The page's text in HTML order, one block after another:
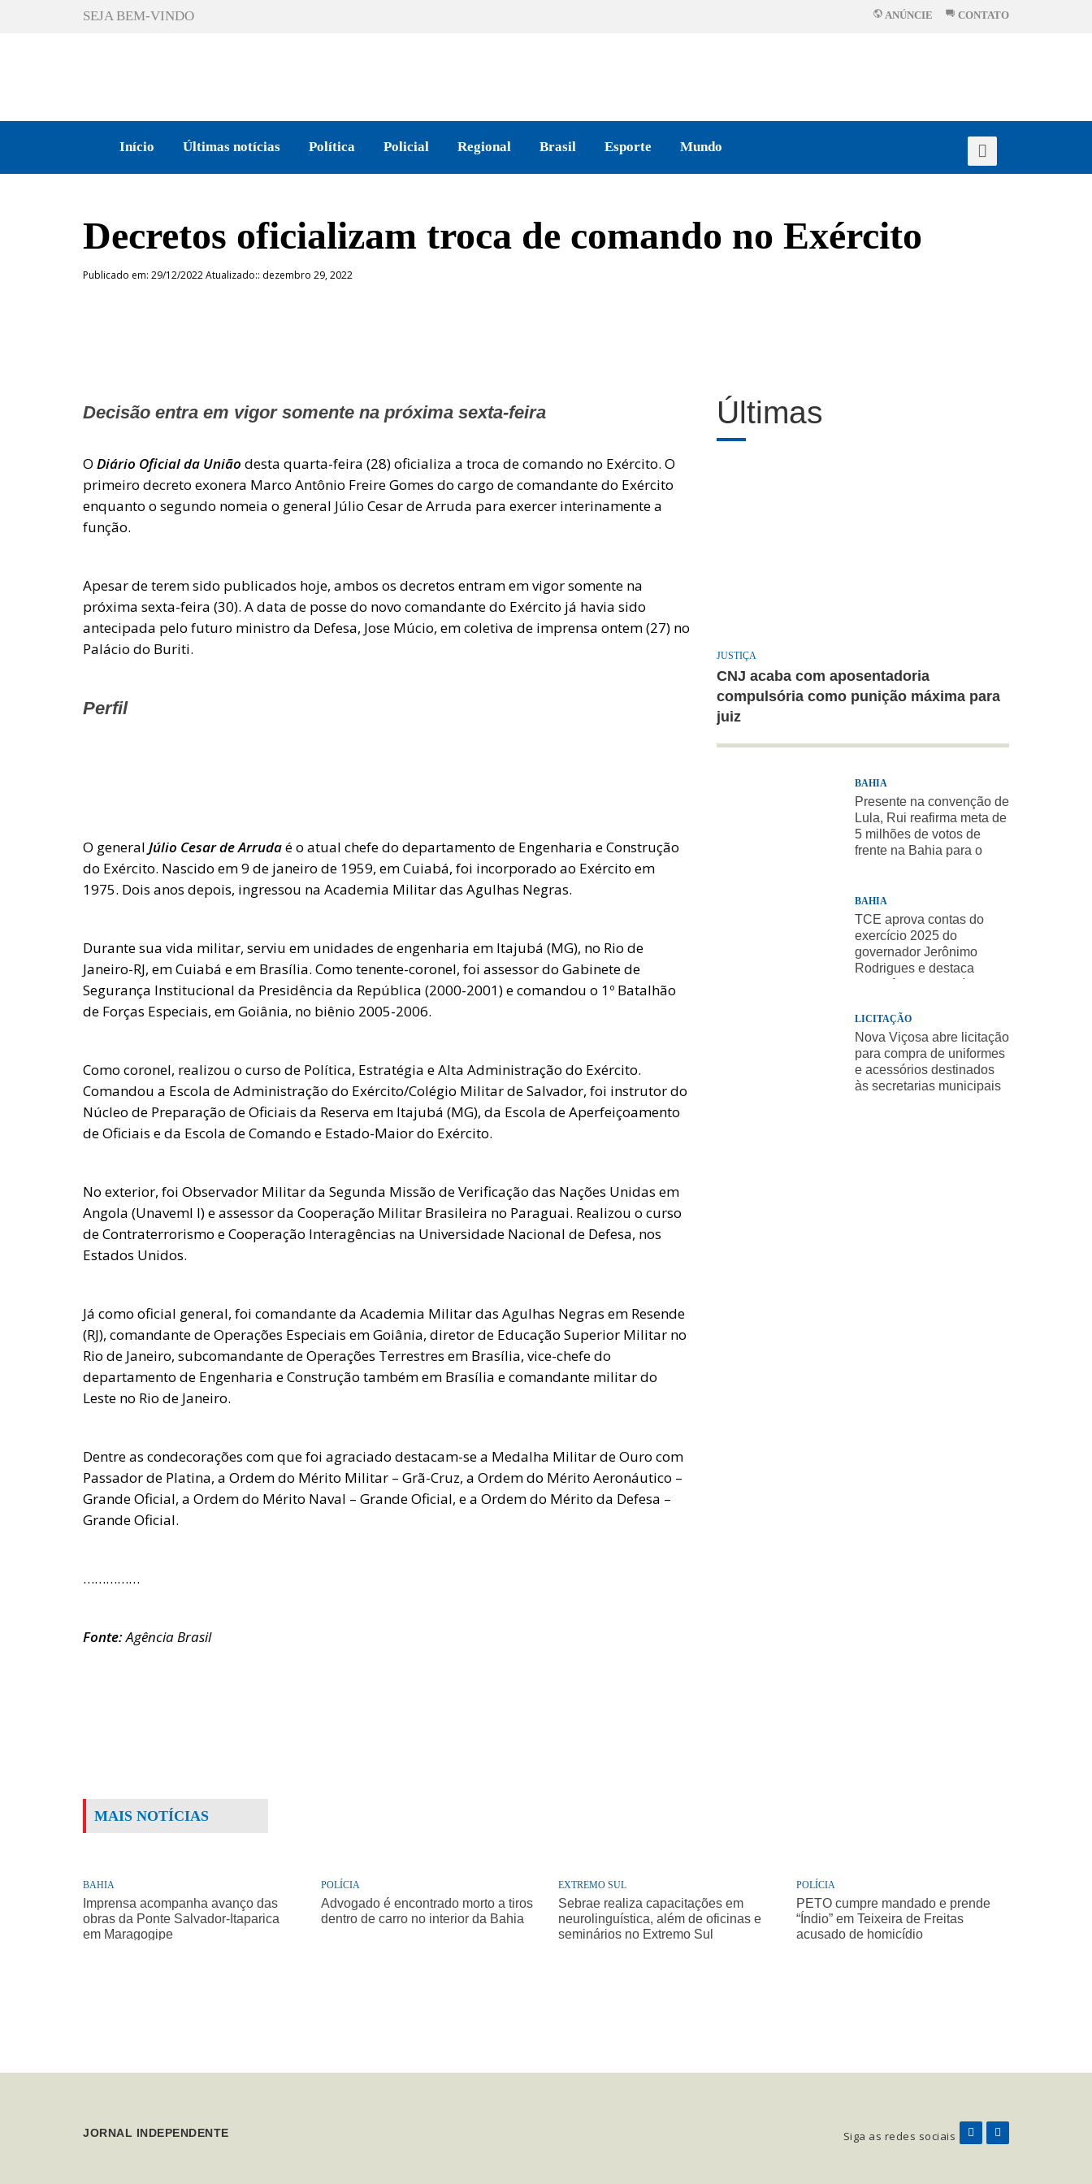
SEJA BEM-VINDO ANÚNCIE CONTATO
Início Últimas notícias Política Policial Regional Brasil Esporte Mundo
Decretos oficializam troca de comando no Exército
Publicado em: 29/12/2022 Atualizado:: dezembro 29, 2022
Decisão entra em vigor somente na próxima sexta-feira
O Diário Oficial da União desta quarta-feira (28) oficializa a troca de comando no Exército. O
primeiro decreto exonera Marco Antônio Freire Gomes do cargo de comandante do Exército
enquanto o segundo nomeia o general Júlio Cesar de Arruda para exercer interinamente a
função.
Apesar de terem sido publicados hoje, ambos os decretos entram em vigor somente na
próxima sexta-feira (30). A data de posse do novo comandante do Exército já havia sido
antecipada pelo futuro ministro da Defesa, Jose Múcio, em coletiva de imprensa ontem (27) no
Palácio do Buriti.
Perfil
O general Júlio Cesar de Arrudaé o atual chefe do departamento de Engenharia e Construção
do Exército. Nascido em 9 de janeiro de 1959, em Cuiabá, foi incorporado ao Exército em
1975. Dois anos depois, ingressou na Academia Militar das Agulhas Negras.
Durante sua vida militar, serviu em unidades de engenharia em Itajubá (MG), no Rio de
Janeiro-RJ, em Cuiabá e em Brasília. Como tenente-coronel, foi assessor do Gabinete de
Segurança Institucional da Presidência da República (2000-2001) e comandou o 1º Batalhão
de Forças Especiais, em Goiânia, no biênio 2005-2006.
Como coronel, realizou o curso de Política, Estratégia e Alta Administração do Exército.
Comandou a Escola de Administração do Exército/Colégio Militar de Salvador, foi instrutor do
Núcleo de Preparação de Oficiais da Reserva em Itajubá (MG), da Escola de Aperfeiçoamento
de Oficiais e da Escola de Comando e Estado-Maior do Exército.
No exterior, foi Observador Militar da Segunda Missão de Verificação das Nações Unidas em
Angola (UnavemI I) e assessor da Cooperação Militar Brasileira no Paraguai. Realizou o curso
de Contraterrorismo e Cooperação Interagências na Universidade Nacional de Defesa, nos
Estados Unidos.
Já como oficial general, foi comandante da Academia Militar das Agulhas Negras em Resende
(RJ), comandante de Operações Especiais em Goiânia, diretor de Educação Superior Militar no
Rio de Janeiro, subcomandante de Operações Terrestres em Brasília, vice-chefe do
departamento de Engenharia e Construção também em Brasília e comandante militar do
Leste no Rio de Janeiro.
Dentre as condecorações com que foi agraciado destacam-se a Medalha Militar de Ouro com
Passador de Platina, a Ordem do Mérito Militar – Grã-Cruz, a Ordem do Mérito Aeronáutico –
Grande Oficial, a Ordem do Mérito Naval – Grande Oficial, e a Ordem do Mérito da Defesa –
Grande Oficial.
……………
Fonte:Agência Brasil
Últimas
JUSTIÇA
CNJ acaba com aposentadoria
compulsória como punição máxima para
juiz
BAHIA
Presente na convenção de
Lula, Rui reafirma meta de
5 milhões de votos de
frente na Bahia para o
BAHIA
TCE aprova contas do
exercício 2025 do
governador Jerônimo
Rodrigues e destaca
LICITAÇÃO
Nova Viçosa abre licitação
para compra de uniformes
e acessórios destinados
às secretarias municipais
MAIS NOTÍCIAS
BAHIA
Imprensa acompanha avanço das
obras da Ponte Salvador-Itaparica
em Maragogipe
POLÍCIA
Advogado é encontrado morto a tiros
dentro de carro no interior da Bahia
EXTREMO SUL
Sebrae realiza capacitações em
neurolinguística, além de oficinas e
seminários no Extremo Sul
POLÍCIA
PETO cumpre mandado e prende
“Índio” em Teixeira de Freitas
acusado de homicídio
JORNAL INDEPENDENTE Siga as redes sociais